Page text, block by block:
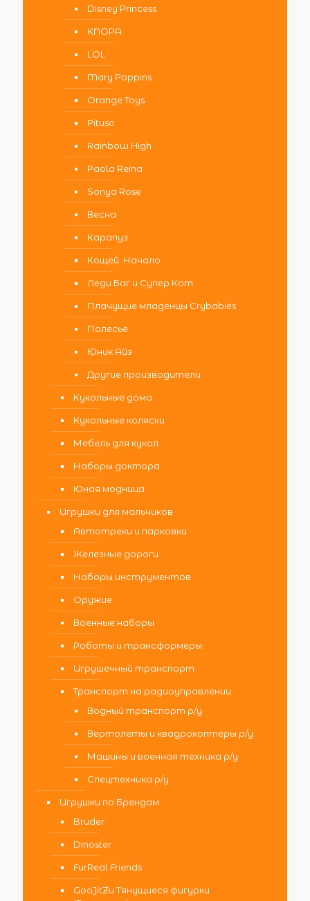
Disney Princess
KNOPA
LOL
Mary Poppins
Orange Toys
Pituso
Rainbow High
Paola Reina
Sonya Rose
Весна
Карапуз
Кощей. Начало
Леди Баг и Супер Кот
Плачущие младенцы Crybabies
Полесье
Юник Айз
Другие производители
Кукольные дома
Кукольные коляски
Мебель для кукол
Наборы доктора
Юная модница
Игрушки для мальчиков
Автотреки и парковки
Железные дороги
Наборы инструментов
Оружие
Военные наборы
Роботы и трансформеры
Игрушечный транспорт
Транспорт на радиоуправлении
Водный транспорт р/у
Вертолеты и квадрокоптеры р/у
Машины и военная техника р/у
Спецтехника р/у
Игрушки по Брендам
Bruder
Dinoster
FurReal Friends
GooJitZu Тянущиеся фигурки